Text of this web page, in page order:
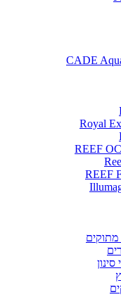
מתוקים